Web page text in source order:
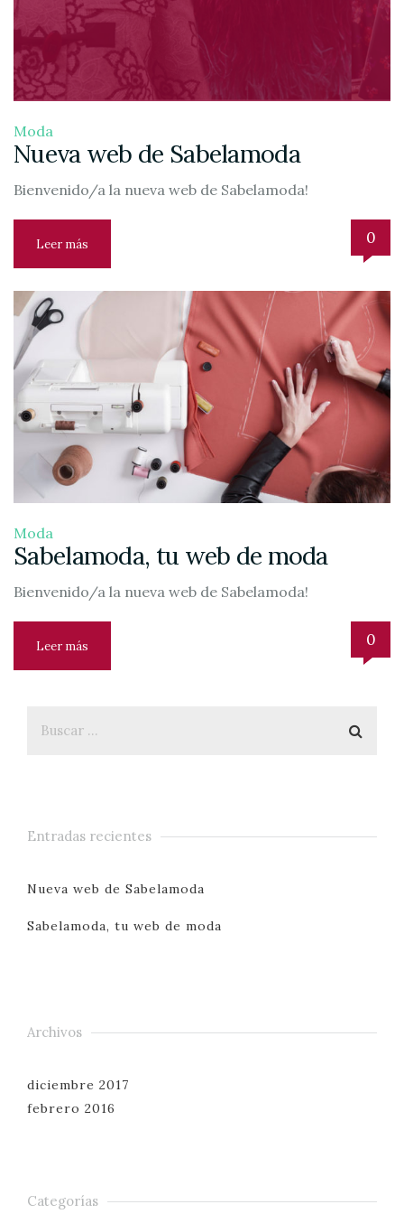
Moda
Nueva web de Sabelamoda
Bienvenido/a la nueva web de Sabelamoda!
Leer más 0
Moda
Sabelamoda, tu web de moda
Bienvenido/a la nueva web de Sabelamoda!
Leer más 0
Entradas recientes
Nueva web de Sabelamoda
Sabelamoda, tu web de moda
Archivos
diciembre 2017
febrero 2016
Categorías